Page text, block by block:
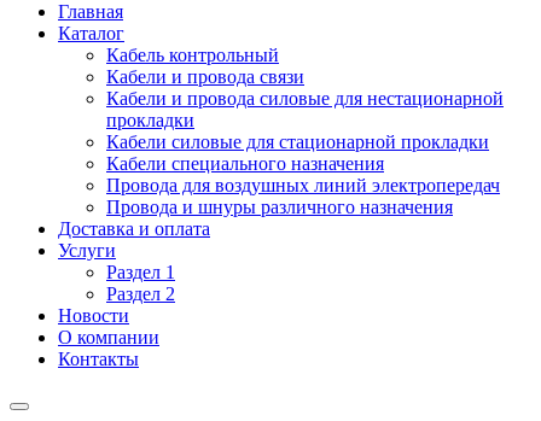
Главная
Каталог
Кабель контрольный
Кабели и провода связи
Кабели и провода силовые для нестационарной
прокладки
Кабели силовые для стационарной прокладки
Кабели специального назначения
Провода для воздушных линий электропередач
Провода и шнуры различного назначения
Доставка и оплата
Услуги
Раздел 1
Раздел 2
Новости
О компании
Контакты